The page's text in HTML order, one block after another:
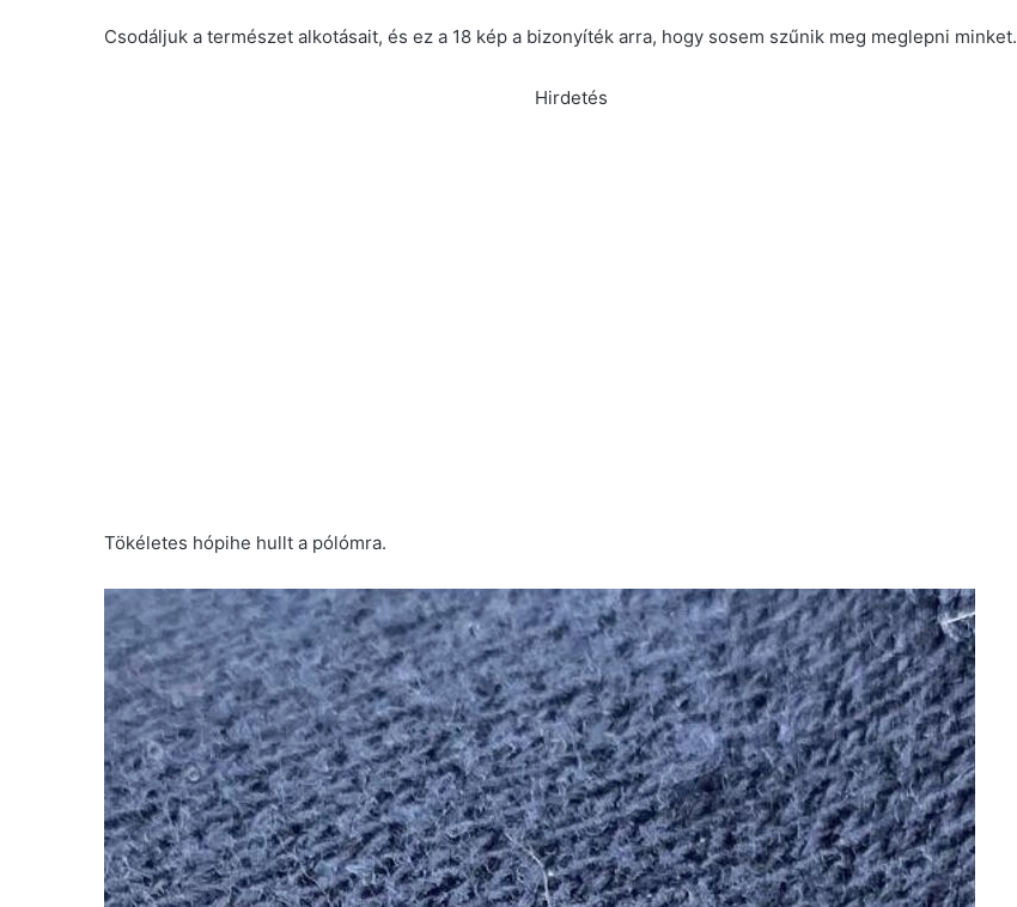
Csodáljuk a természet alkotásait, és ez a 18 kép a bizonyíték arra, hogy sosem szűnik meg meglepni minket.
Hirdetés
Tökéletes hópihe hullt a pólómra.